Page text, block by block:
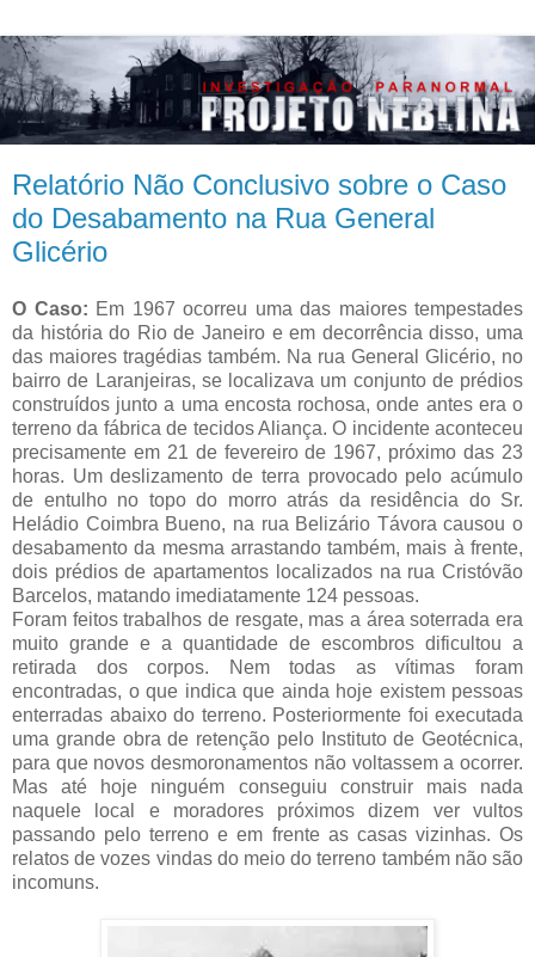
Relatório Não Conclusivo sobre o Caso
do Desabamento na Rua General
Glicério
O Caso: Em 1967 ocorreu uma das maiores tempestades
da história do Rio de Janeiro e em decorrência disso, uma
das maiores tragédias também. Na rua General Glicério, no
bairro de Laranjeiras, se localizava um conjunto de prédios
construídos junto a uma encosta rochosa, onde antes era o
terreno da fábrica de tecidos Aliança. O incidente aconteceu
precisamente em 21 de fevereiro de 1967, próximo das 23
horas. Um deslizamento de terra provocado pelo acúmulo
de entulho no topo do morro atrás da residência do Sr.
Heládio Coimbra Bueno, na rua Belizário Távora causou o
desabamento da mesma arrastando também, mais à frente,
dois prédios de apartamentos localizados na rua Cristóvão
Barcelos, matando imediatamente 124 pessoas.
Foram feitos trabalhos de resgate, mas a área soterrada era
muito grande e a quantidade de escombros dificultou a
retirada dos corpos. Nem todas as vítimas foram
encontradas, o que indica que ainda hoje existem pessoas
enterradas abaixo do terreno. Posteriormente foi executada
uma grande obra de retenção pelo Instituto de Geotécnica,
para que novos desmoronamentos não voltassem a ocorrer.
Mas até hoje ninguém conseguiu construir mais nada
naquele local e moradores próximos dizem ver vultos
passando pelo terreno e em frente as casas vizinhas. Os
relatos de vozes vindas do meio do terreno também não são
incomuns.